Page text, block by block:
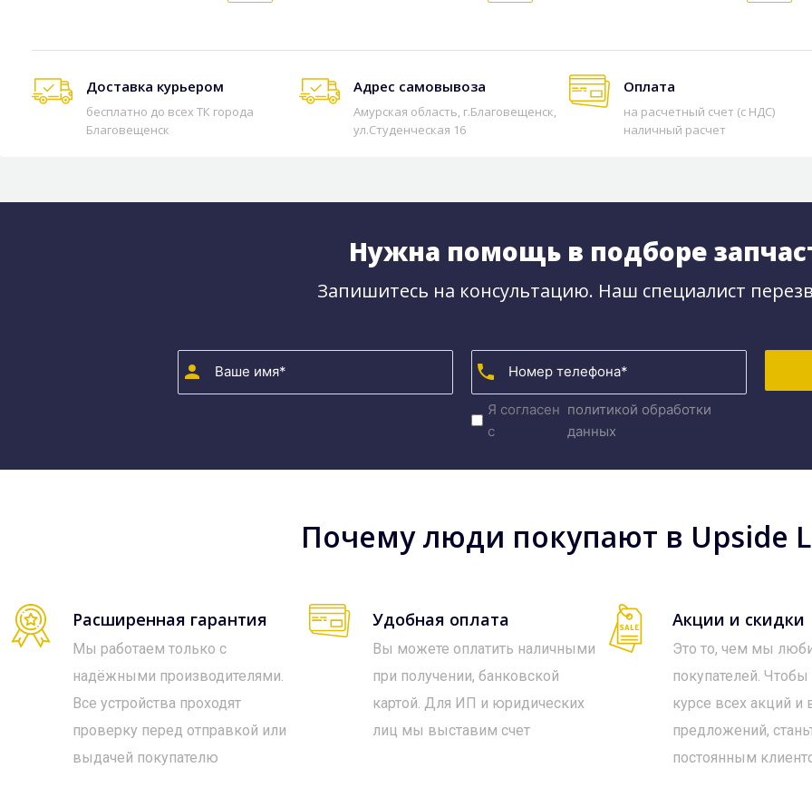
Доставка курьером
бесплатно до всех ТК города
Благовещенск
Адрес самовывоза
Амурская область, г.Благовещенск,
ул.Студенческая 16
Оплата
на расчетный счет (с НДС)
наличный расчет
Нужна помощь в подборе
Запишитесь на консультацию. Наш специалист
Я согласен
с
политикой обработки
данных
Почему люди покупают в Upside
Расширенная гарантия
Мы работаем только с
надёжными производителями.
Все устройства проходят
проверку перед отправкой или
выдачей покупателю
Удобная оплата
Вы можете оплатить наличными
при получении, банковской
картой. Для ИП и юридических
лиц мы выставим счет
Акции и скидки
Это то, чем мы
покупателей.
курсе всех акций и
предложений,
постоянным